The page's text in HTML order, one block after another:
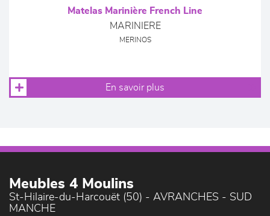
Matelas Marinière French Line
MARINIERE
MERINOS
En savoir plus
Meubles 4 Moulins
St-Hilaire-du-Harcouët (50) - AVRANCHES - SUD
MANCHE